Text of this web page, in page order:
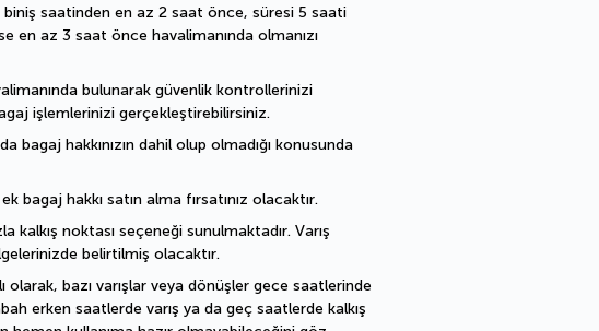
biniş saatinden en az 2 saat önce, süresi 5 saati
en az 3 saat önce havalimanında olmanızı
bulunarak güvenlik kontrollerinizi
işlemlerinizi gerçekleştirebilirsiniz.
bagaj hakkınızın dahil olup olmadığı konusunda
bagaj hakkı satın alma fırsatınız olacaktır.
kalkış noktası seçeneği sunulmaktadır. Varış
belirtilmiş olacaktır.
olarak, bazı varışlar veya dönüşler gece saatlerinde
erken saatlerde varış ya da geç saatlerde kalkış